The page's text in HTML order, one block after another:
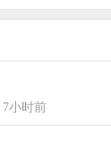
小时前